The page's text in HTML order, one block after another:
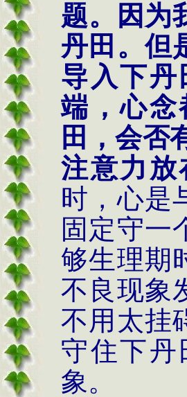
题。因为
丹田。但
导入下丹
端，心念
田，会否
注意力放
时，心是
固定守一
够生理期
不良现象
不用太挂
守住下丹
象。